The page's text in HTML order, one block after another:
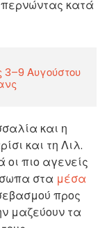
κατά
3–9 Αυγούστου
και η
και τη Λιλ.
οι πιο αγενείς
στα μέσα
προς
μαζεύουν τα